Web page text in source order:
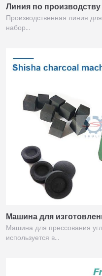
Линия по
Производственная линия
набор…
Машина для
Машина для прессования
используется в…